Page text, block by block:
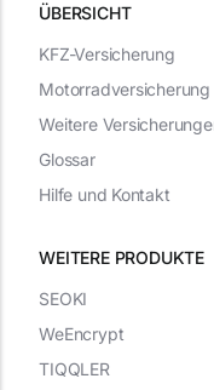
ÜBERSICHT
WEITERE PRODUKTE
KFZ-Versicherung
Motorradversicherung
Weitere
Glossar
Hilfe und Kontakt
SEOKI
WeEncrypt
TIQQLER